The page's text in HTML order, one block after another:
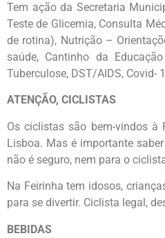
Tem ação da Secretaria
Teste de Glicemia, Consulta
de rotina), Nutrição –
saúde, Cantinho da
Tuberculose, DST/AIDS, Covid-
ATENÇÃO, CICLISTAS
Os ciclistas são bem-vindos à
Lisboa. Mas é importante
não é seguro, nem para o
Na Feirinha tem idosos,
para se divertir. Ciclista legal,
BEBIDAS